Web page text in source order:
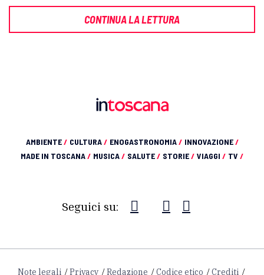
CONTINUA LA LETTURA
AMBIENTE/ CULTURA/ ENOGASTRONOMIA/ INNOVAZIONE/
MADE IN TOSCANA/ MUSICA/ SALUTE/ STORIE/ VIAGGI / TV /
Seguici su:
Note legali Privacy Redazione Codice etico Crediti